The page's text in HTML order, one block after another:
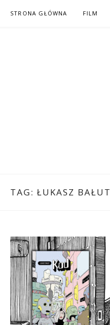
STRONA GŁÓWNA FILM
TAG: ŁUKASZ BAŁUT